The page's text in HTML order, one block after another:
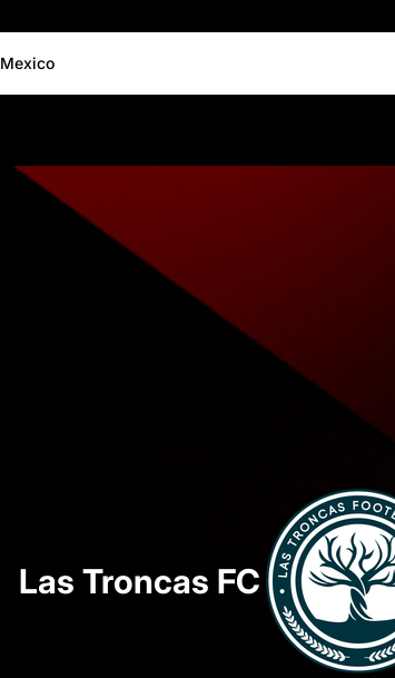
Mexico
Las Troncas FC